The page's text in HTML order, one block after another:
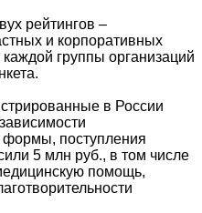
рейтингов –
и корпоративных
группы организаций
в России
формы, поступления
5 млн руб., в том числе
помощь,